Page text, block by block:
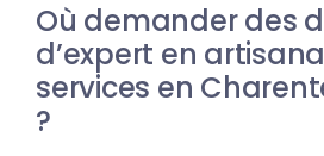
Où demander des
d’expert en
services en
?